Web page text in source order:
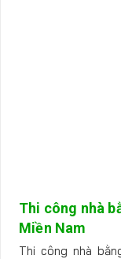
Thi công nhà
Miền Nam
Thi công nhà